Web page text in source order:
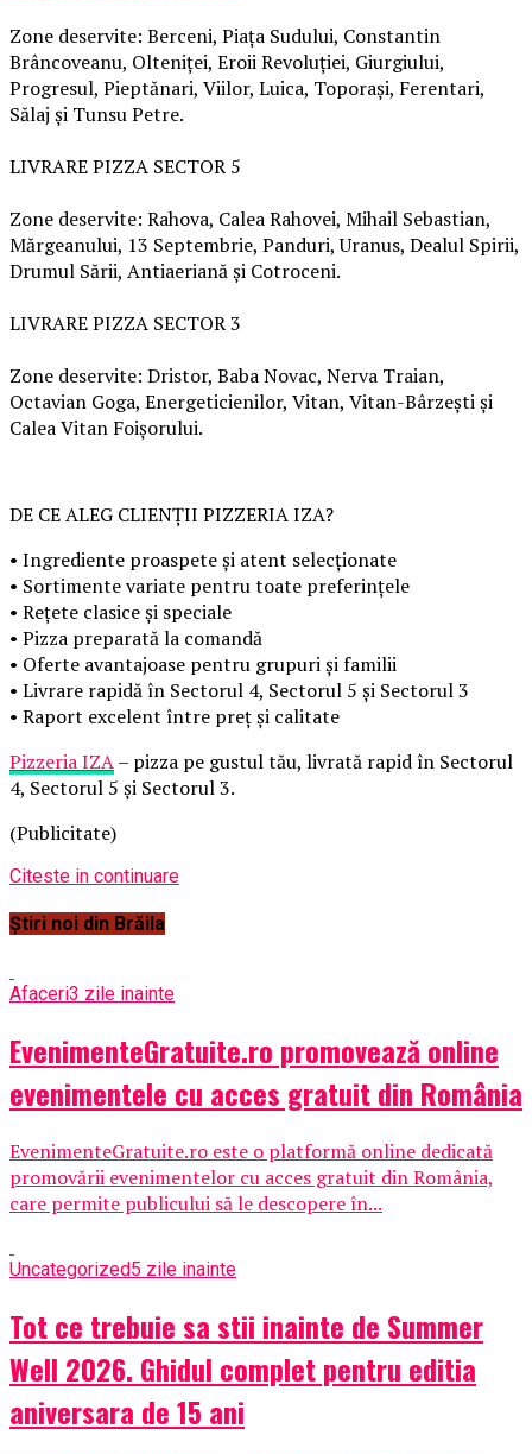
Zone deservite: Berceni, Piața Sudului, Constantin
Brâncoveanu, Olteniței, Eroii Revoluției, Giurgiului,
Progresul, Pieptănari, Viilor, Luica, Toporași, Ferentari,
Sălaj și Tunsu Petre.
LIVRARE PIZZA SECTOR 5
Zone deservite: Rahova, Calea Rahovei, Mihail Sebastian,
Mărgeanului, 13 Septembrie, Panduri, Uranus, Dealul Spirii,
Drumul Sării, Antiaeriană și Cotroceni.
LIVRARE PIZZA SECTOR 3
Zone deservite: Dristor, Baba Novac, Nerva Traian,
Octavian Goga, Energeticienilor, Vitan, Vitan-Bârzești și
Calea Vitan Foișorului.
DE CE ALEG CLIENȚII PIZZERIA IZA?
• Ingrediente proaspete și atent selecționate
• Sortimente variate pentru toate preferințele
• Rețete clasice și speciale
• Pizza preparată la comandă
• Oferte avantajoase pentru grupuri și familii
• Livrare rapidă în Sectorul 4, Sectorul 5 și Sectorul 3
• Raport excelent între preț și calitate
Pizzeria IZA– pizza pe gustul tău, livrată rapid în Sectorul
4, Sectorul 5 și Sectorul 3.
(Publicitate)
Citeste in continuare
Știri noi din Brăila
Afaceri3 zile inainte
EvenimenteGratuite.ro promovează online
evenimentele cu acces gratuit din România
EvenimenteGratuite.ro este o platformă online dedicată
promovării evenimentelor cu acces gratuit din România,
care permite publicului să le descopere în...
Uncategorized5 zile inainte
Tot ce trebuie sa stii inainte de Summer
Well 2026. Ghidul complet pentru editia
aniversara de 15 ani